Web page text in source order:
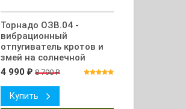
Торнадо ОЗВ.04 -
вибрационный
отпугиватель кротов и
змей на солнечной
батарее
4 990 ₽ 8 790₽
Купить